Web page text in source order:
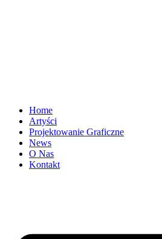
Home
Artyści
Projektowanie Graficzne
News
O Nas
Kontakt